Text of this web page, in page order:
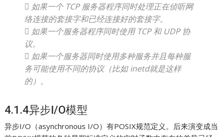
 如果一个 TCP 服务器程序同时处理正在侦听网
络连接的套接字和已经连接好的套接字。
 如果一个服务器程序同时使用 TCP 和 UDP 协
议。
 如果一个服务器同时使用多种服务并且每种服
务可能使用不同的协议（比如 inetd就是这样
的）。
4.1.4异步I/O模型
异步I/O（asynchronous I/O）有POSIX规范定义。后来演变成当